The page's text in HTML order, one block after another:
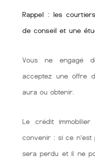
Rappel : les
de conseil et une
Vous ne engagé
acceptez une offre
aura ou obtenir.
Le crédit
convenir : si ce
sera perdu et il ne